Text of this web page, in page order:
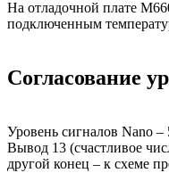
На отладочной плате
подключенным
Согласование
Уровень сигналов Nano
Вывод 13 (счастливое
другой конец – к схеме